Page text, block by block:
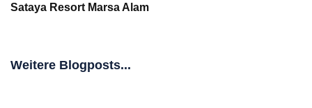
Sataya Resort Marsa Alam
Weitere Blogposts...